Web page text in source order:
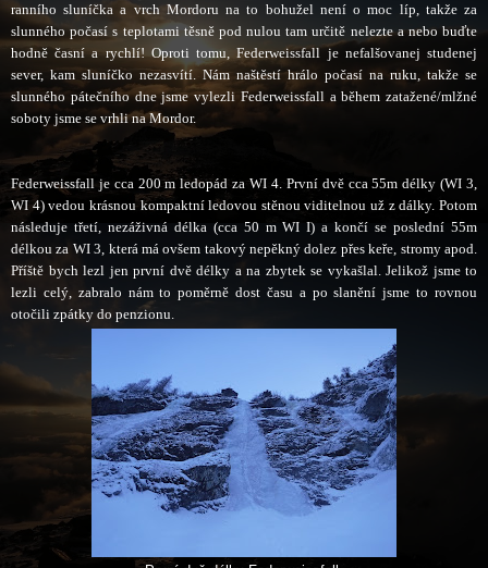
ranního sluníčka a vrch Mordoru na to bohužel není o moc líp, takže za
slunného počasí s teplotami těsně pod nulou tam určitě nelezte a nebo buďte
hodně časní a rychlí! Oproti tomu, Federweissfall je nefalšovanej studenej
sever, kam sluníčko nezasvítí. Nám naštěstí hrálo počasí na ruku, takže se
slunného pátečního dne jsme vylezli Federweissfall a během zatažené/mlžné
soboty jsme se vrhli na Mordor.
Federweissfall je cca 200 m ledopád za WI 4. První dvě cca 55m délky (WI 3,
WI 4) vedou krásnou kompaktní ledovou stěnou viditelnou už z dálky. Potom
následuje třetí, nezáživná délka (cca 50 m WI I) a končí se poslední 55m
délkou za WI 3, která má ovšem takový nepěkný dolez přes keře, stromy apod.
Příště bych lezl jen první dvě délky a na zbytek se vykašlal. Jelikož jsme to
lezli celý, zabralo nám to poměrně dost času a po slanění jsme to rovnou
otočili zpátky do penzionu.